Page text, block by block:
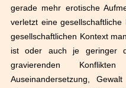
gerade mehr erotische
verletzt eine
gesellschaftlichen Kontext
ist oder auch je geringer
gravierenden
Auseinandersetzung,